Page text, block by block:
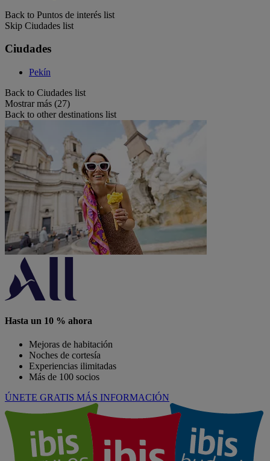
Back to Puntos de interés list
Skip Ciudades list
Ciudades
Pekín
Back to Ciudades list
Mostrar más (27)
Back to other destinations list
Hasta un 10 % ahora
Mejoras de habitación
Noches de cortesía
Experiencias ilimitadas
Más de 100 socios
ÚNETE GRATIS MÁS INFORMACIÓN